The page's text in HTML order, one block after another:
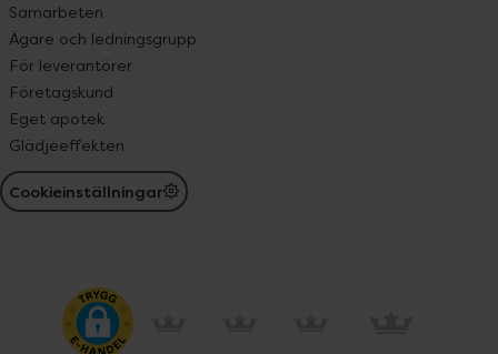
Samarbeten
Ägare och ledningsgrupp
För leverantörer
Företagskund
Eget apotek
Glädjeeffekten
Cookieinställningar